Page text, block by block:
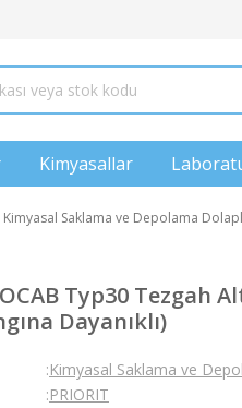
Kimyasallar
Kimyasal Saklama ve Depolama
Typ30 Tezgah
Dayanıklı)
Kimyasal Saklama ve
PRIORIT